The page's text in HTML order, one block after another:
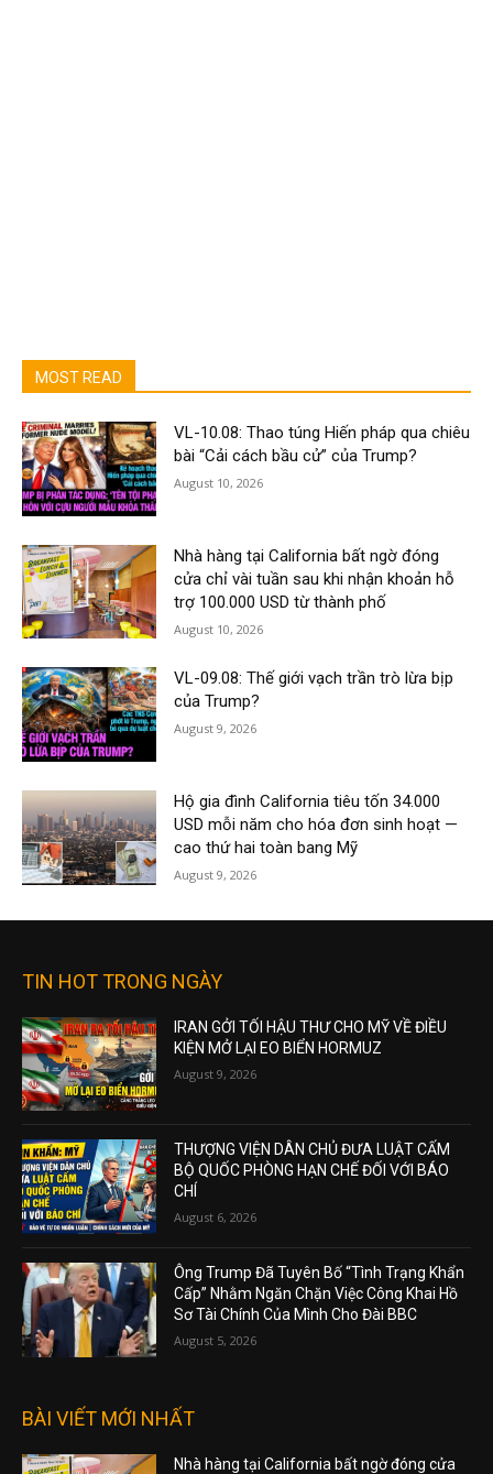
MOST READ
VL-10.08: Thao túng Hiến pháp qua chiêu
bài “Cải cách bầu cử” của Trump?
August 10, 2026
Nhà hàng tại California bất ngờ đóng
cửa chỉ vài tuần sau khi nhận khoản hỗ
trợ 100.000 USD từ thành phố
August 10, 2026
VL-09.08: Thế giới vạch trần trò lừa bịp
của Trump?
August 9, 2026
Hộ gia đình California tiêu tốn 34.000
USD mỗi năm cho hóa đơn sinh hoạt —
cao thứ hai toàn bang Mỹ
August 9, 2026
TIN HOT TRONG NGÀY
IRAN GỞI TỐI HẬU THƯ CHO MỸ VỀ ĐIỀU
KIỆN MỞ LẠI EO BIỂN HORMUZ
August 9, 2026
THƯỢNG VIỆN DÂN CHỦ ĐƯA LUẬT CẤM
BỘ QUỐC PHÒNG HẠN CHẾ ĐỐI VỚI BÁO
CHÍ
August 6, 2026
Ông Trump Đã Tuyên Bố “Tình Trạng Khẩn
Cấp” Nhằm Ngăn Chặn Việc Công Khai Hồ
Sơ Tài Chính Của Mình Cho Đài BBC
August 5, 2026
BÀI VIẾT MỚI NHẤT
Nhà hàng tại California bất ngờ đóng cửa